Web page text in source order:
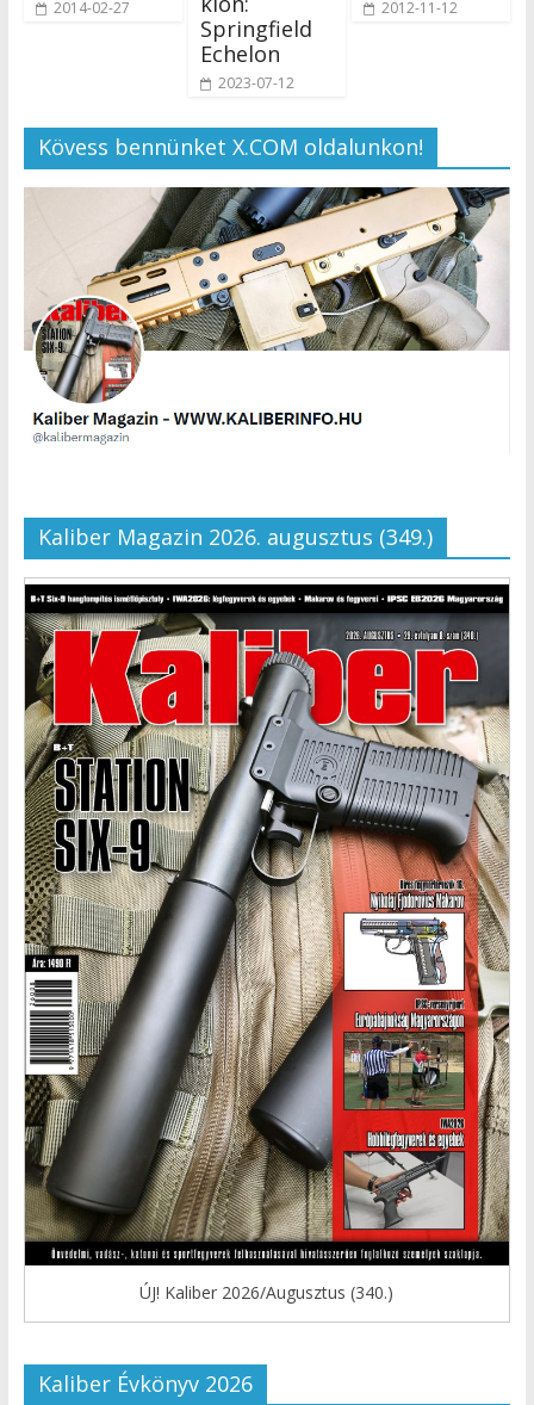
2014-02-27
Springfield
Echelon
2023-07-12
2012-11-12
Kövess bennünket X.COM oldalunkon!
Kaliber Magazin 2026. augusztus (349.)
ÚJ! Kaliber 2026/Augusztus (340.)
Kaliber Évkönyv 2026